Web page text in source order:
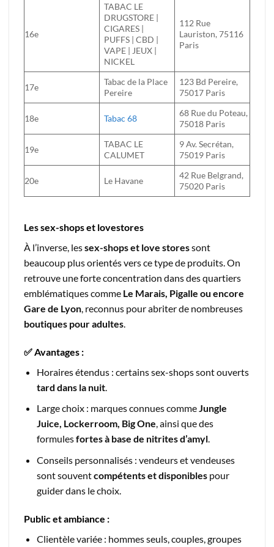
16e
TABAC LE
DRUGSTORE |
CIGARES |
PUFFS | CBD |
VAPE | JEUX |
NICKEL
112 Rue
Lauriston, 75116
Paris
17e
Tabac de la Place
Pereire
123 Bd Pereire,
75017 Paris
18e Tabac 68
68 Rue du Poteau,
75018 Paris
19e
TABAC LE
CALUMET
9 Av. Secrétan,
75019 Paris
20e Le Havane
42 Rue Belgrand,
75020 Paris
Les sex-shops et lovestores
À l’inverse, lessex-shops et love storessont
beaucoup plus orientés vers ce type de produits. On
retrouve une forte concentration dans des quartiers
emblématiques comme Le Marais, Pigalle ou encore
Gare de Lyon , reconnus pour abriter de nombreuses
boutiques pour adultes
✅ Avantages :
Horaires étendus : certains sex-shops sont ouverts
tard dans la nuit.
Large choix : marques connues commeJungle
Juice, Lockerroom, Big One, ainsi que des
formulesfortes à base de nitrites d’amyl.
Conseils personnalisés : vendeurs et vendeuses
sont souventcompétents et disponiblespour
guider dans le choix.
Public et ambiance :
Clientèle variée : hommes seuls, couples, groupes